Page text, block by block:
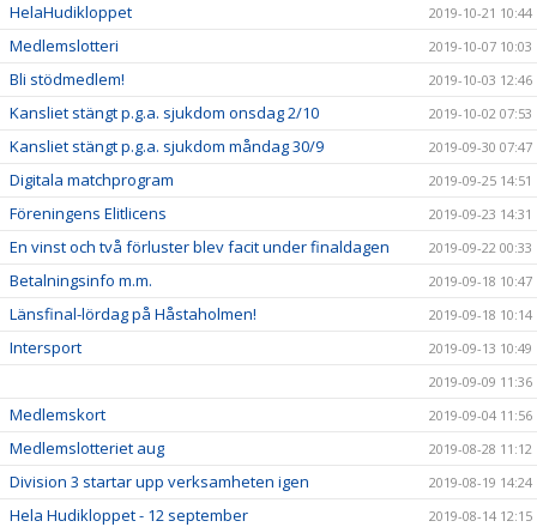
HelaHudikloppet 2019-10-21 10:44
Medlemslotteri 2019-10-07 10:03
Bli stödmedlem! 2019-10-03 12:46
Kansliet stängt p.g.a. sjukdom onsdag 2/10 2019-10-02 07:53
Kansliet stängt p.g.a. sjukdom måndag 30/9 2019-09-30 07:47
Digitala matchprogram 2019-09-25 14:51
Föreningens Elitlicens 2019-09-23 14:31
En vinst och två förluster blev facit under finaldagen 2019-09-22 00:33
Betalningsinfo m.m. 2019-09-18 10:47
Länsfinal-lördag på Håstaholmen! 2019-09-18 10:14
Intersport
2019-09-13 10:49
2019-09-09 11:36
Medlemskort 2019-09-04 11:56
Medlemslotteriet aug 2019-08-28 11:12
Division 3 startar upp verksamheten igen 2019-08-19 14:24
Hela Hudikloppet - 12 september 2019-08-14 12:15